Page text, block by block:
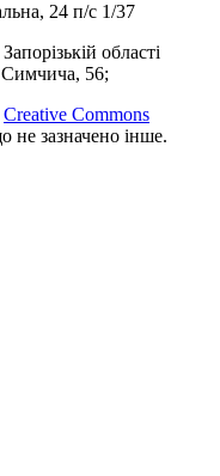
24 п/с 1/37
області
56;
Creative Commons
не зазначено інше.